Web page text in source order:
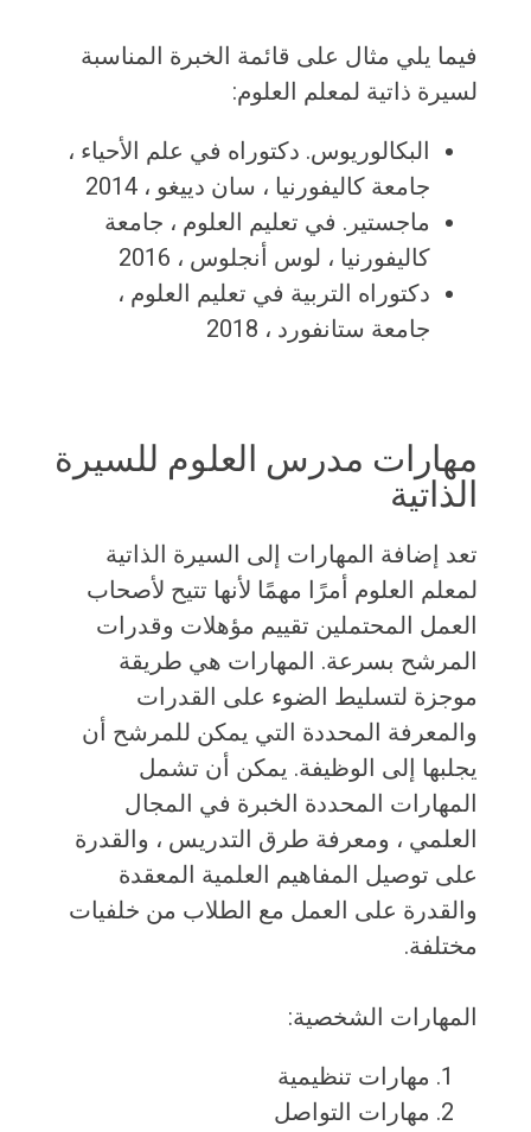
فيما يلي مثال على قائمة الخبرة المناسبة
لسيرة ذاتية لمعلم العلوم:
البكالوريوس. دكتوراه في علم الأحياء ،
جامعة كاليفورنيا ، سان دييغو ، 2014
ماجستير. في تعليم العلوم ، جامعة
كاليفورنيا ، لوس أنجلوس ، 2016
دكتوراه التربية في تعليم العلوم ،
جامعة ستانفورد ، 2018
مهارات مدرس العلوم للسيرة
الذاتية
تعد إضافة المهارات إلى السيرة الذاتية
لمعلم العلوم أمرًا مهمًا لأنها تتيح لأصحاب
العمل المحتملين تقييم مؤهلات وقدرات
المرشح بسرعة. المهارات هي طريقة
موجزة لتسليط الضوء على القدرات
والمعرفة المحددة التي يمكن للمرشح أن
يجلبها إلى الوظيفة. يمكن أن تشمل
المهارات المحددة الخبرة في المجال
العلمي ، ومعرفة طرق التدريس ، والقدرة
على توصيل المفاهيم العلمية المعقدة
والقدرة على العمل مع الطلاب من خلفيات
مختلفة.
المهارات الشخصية:
مهارات تنظيمية
مهارات التواصل